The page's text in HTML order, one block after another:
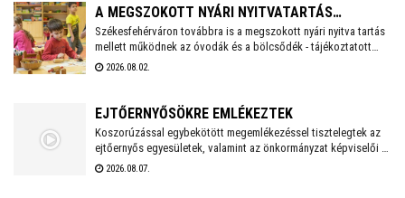
rendezvénnyel őrzi az a második világháború után újjászervezett,
1951-től 1954-ig Székesfehérváron ismertté vált ejtőernyős
alakulat emlékét.
A MEGSZOKOTT NYÁRI NYITVATARTÁS
MELLETT MŰKÖDNEK A FEHÉRVÁRI ÓVODÁK ÉS
BÖLCSŐDÉK
Székesfehérváron továbbra is a megszokott nyári nyitva tartás
mellett működnek az óvodák és a bölcsődék - tájékoztatott
közösségi oldalán a város polgármestere. Hétfőtől is tehát a
2026.08.02.
EJTŐERNYŐSÖKRE EMLÉKEZTEK
Koszorúzással egybekötött megemlékezéssel tisztelegtek az
ejtőernyős egyesületek, valamint az önkormányzat képviselői a
Repülős és Ejtőernyős Emlékműnél. A jelenlévők a 62. Önálló
2026.08.07.